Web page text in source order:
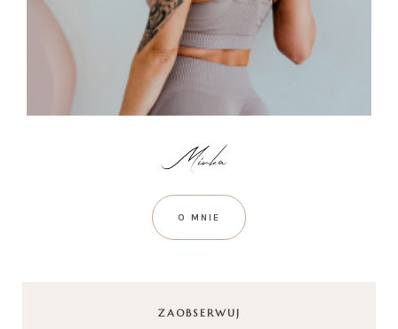
O MNIE
ZAOBSERWUJ